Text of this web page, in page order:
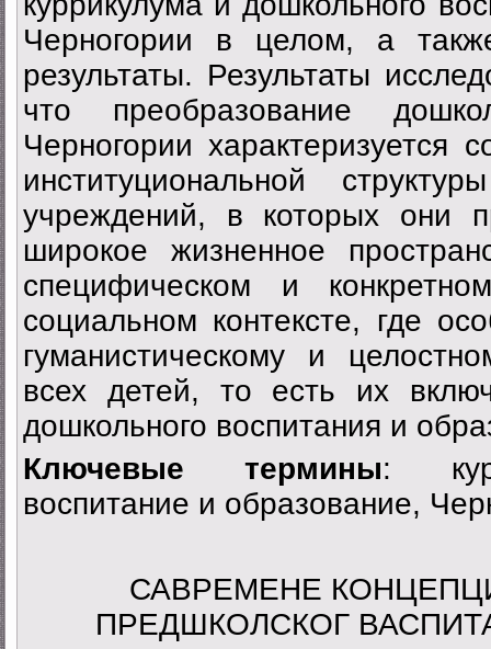
Черногории в целом, а
результаты. Результаты
что преобразование
Черногории характеризуется
институциональной
учреждений, в которых они
широкое жизненное
специфическом и
социальном контексте, где
гуманистическому и
всех детей, то есть их
дошкольного воспитания и
Ключевые термины:
воспитание и образование,
САВРЕМЕНЕ
ПРЕДШКОЛСКОГ